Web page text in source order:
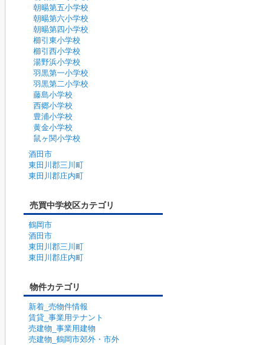
朝暘第五小学校
朝暘第六小学校
朝暘第四小学校
櫛引東小学校
櫛引西小学校
湯野浜小学校
羽黒第一小学校
羽黒第二小学校
藤島小学校
西郷小学校
豊浦小学校
黄金小学校
鼠ヶ関小学校
酒田市
東田川郡三川町
東田川郡庄内町
売買中学校区カテゴリ
鶴岡市
酒田市
東田川郡三川町
東田川郡庄内町
物件カテゴリ
新着_売物件情報
賃貸_事業用テナント
売建物_事業用建物
売建物_鶴岡市郊外・市外